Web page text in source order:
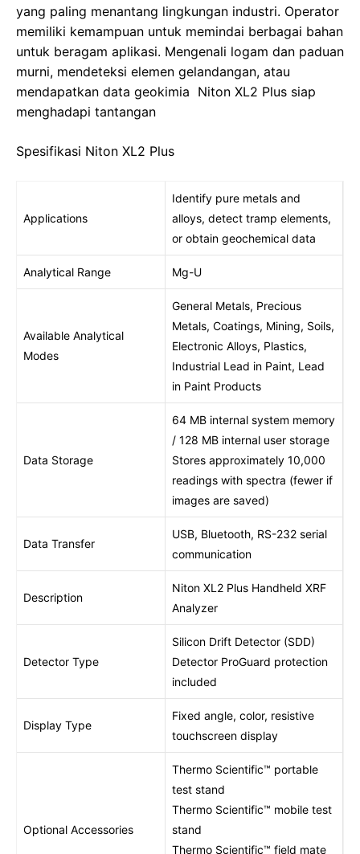
yang paling menantang lingkungan industri. Operator
memiliki kemampuan untuk memindai berbagai bahan
untuk beragam aplikasi. Mengenali logam dan paduan
murni, mendeteksi elemen gelandangan, atau
mendapatkan data geokimia Niton XL2 Plus siap
menghadapi tantangan
Spesifikasi Niton XL2 Plus
Applications
Identify pure metals and
alloys, detect tramp elements,
or obtain geochemical data
Analytical Range Mg-U
Available Analytical
Modes
General Metals, Precious
Metals, Coatings, Mining, Soils,
Electronic Alloys, Plastics,
Industrial Lead in Paint, Lead
in Paint Products
Data Storage
64 MB internal system memory
/ 128 MB internal user storage
Stores approximately 10,000
readings with spectra (fewer if
images are saved)
Data Transfer
USB, Bluetooth, RS-232 serial
communication
Description
Niton XL2 Plus Handheld XRF
Analyzer
Detector Type
Silicon Drift Detector (SDD)
Detector ProGuard protection
included
Display Type
Fixed angle, color, resistive
touchscreen display
Optional Accessories
Thermo Scientific™ portable
test stand
Thermo Scientific™ mobile test
stand
Thermo Scientific™ field mate